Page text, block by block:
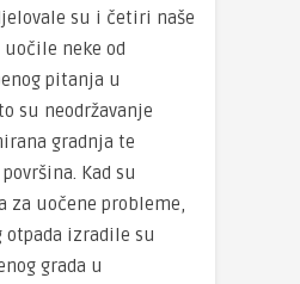
su i četiri naše
neke od
pitanja u
su neodržavanje
gradnja te
Kad su
za uočene probleme,
izradile su
grada u